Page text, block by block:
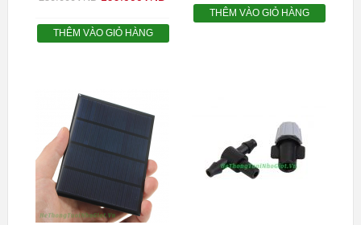
THÊM VÀO GIỎ HÀNG
THÊM VÀO GIỎ HÀNG